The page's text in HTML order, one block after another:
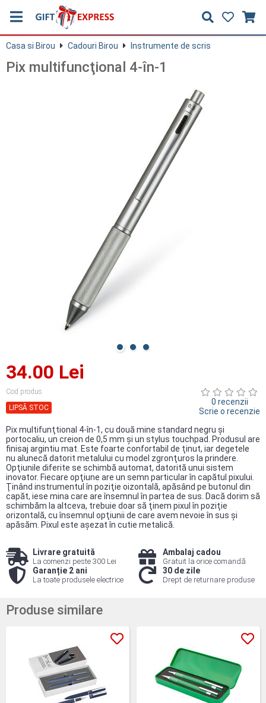
Casa si Birou Cadouri Birou Instrumente de scris
Pix multifuncţional 4-în-1
34.00 Lei
Cod produs
LIPSĂ STOC
0 recenzii
Scrie o recenzie
Pix multifunţtional 4-în-1, cu două mine standard negru şi
portocaliu, un creion de 0,5 mm şi un stylus touchpad. Produsul are
finisaj argintiu mat. Este foarte confortabil de ţinut, iar degetele
nu alunecă datorit metalului cu model zgronţuros la prindere.
Opţiunile diferite se schimbă automat, datorită unui sistem
inovator. Fiecare opţiune are un semn particular în capătul pixului.
Ţinând instrumentul în poziţie oizontală, apăsând pe butonul din
capăt, iese mina care are însemnul în partea de sus. Dacă dorim să
schimbăm la altceva, trebuie doar să ţinem pixul în poziţie
orizontală, cu însemnul opţiunii de care avem nevoie în sus şi
apăsăm. Pixul este aşezat în cutie metalică.
Livrare gratuită
La comenzi peste 300 Lei
Ambalaj cadou
Gratuit la orice comandă
Garanție 2 ani
La toate produsele electrice
30 de zile
Drept de returnare produse
Produse similare